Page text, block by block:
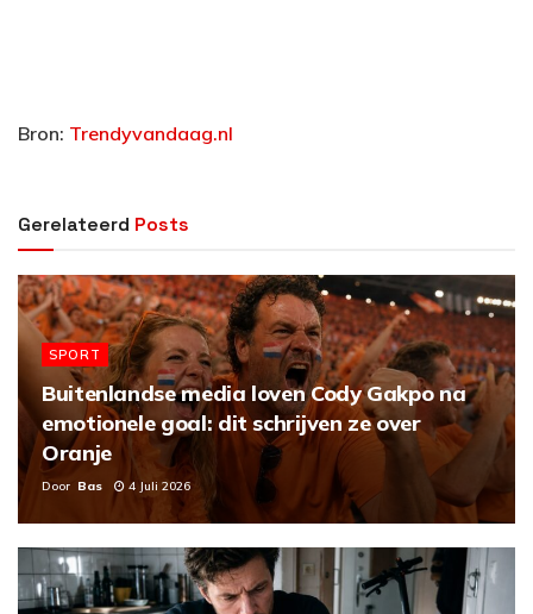
Bron: Trendyvandaag.nl
Gerelateerd Posts
SPORT
Buitenlandse media loven Cody Gakpo na
emotionele goal: dit schrijven ze over
Oranje
Door Bas 4 Juli 2026